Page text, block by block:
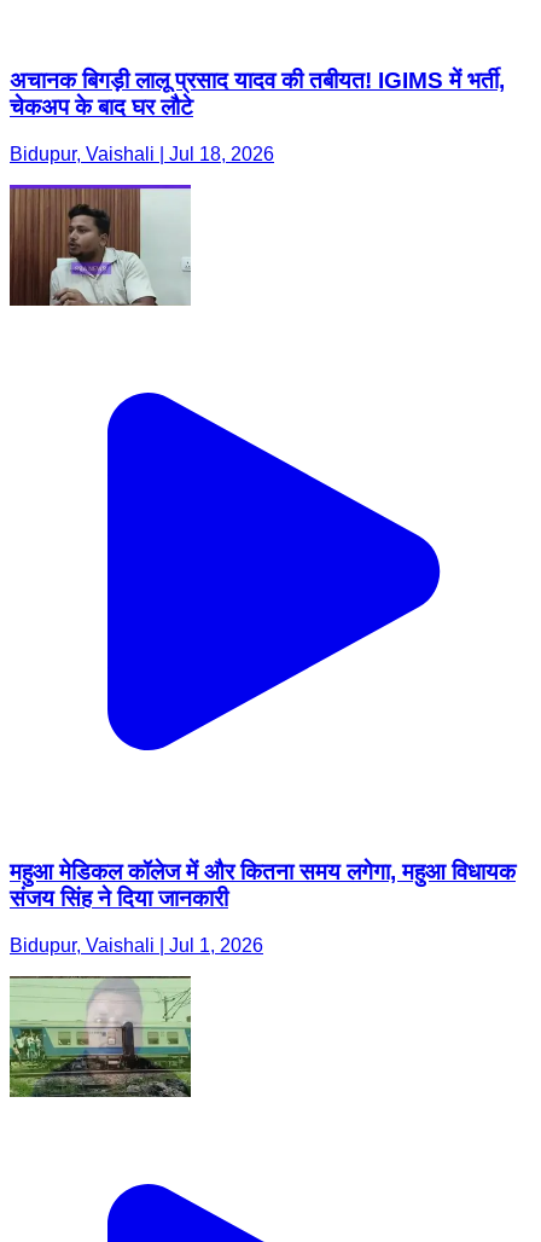
अचानक बिगड़ी लालू प्रसाद यादव की तबीयत! IGIMS में भर्ती,
चेकअप के बाद घर लौटे
Bidupur, Vaishali | Jul 18, 2026
महुआ मेडिकल कॉलेज में और कितना समय लगेगा, महुआ विधायक
संजय सिंह ने दिया जानकारी
Bidupur, Vaishali | Jul 1, 2026